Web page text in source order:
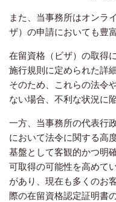
また、当事務所はオンラ
ザ）の申請においても豊
在留資格（ビザ）の取得
施行規則に定められた詳
そのため、これらの法令
ない場合、不利な状況に
一方、当事務所の代表行
において法令に関する高
基盤として客観的かつ明
可取得の可能性を高めて
があり、現在も多くのお
際の在留資格認定証明書